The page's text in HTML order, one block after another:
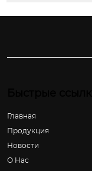
Главная
Продукция
Новости
О Hас